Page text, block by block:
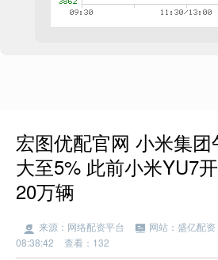
宏图优配官网 小米集
大至5% 此前小米YU7
20万辆
来源：网络配资平台 网站：盛亿配资
08:38:42
查看：132